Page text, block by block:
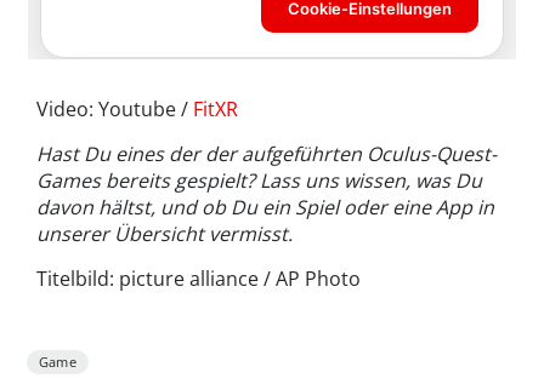
Video: Youtube / FitXR
Hast Du eines der der aufgeführten Oculus-Quest-
Games bereits gespielt? Lass uns wissen, was Du
davon hältst, und ob Du ein Spiel oder eine App in
unserer Übersicht vermisst.
Titelbild: picture alliance / AP Photo
Game